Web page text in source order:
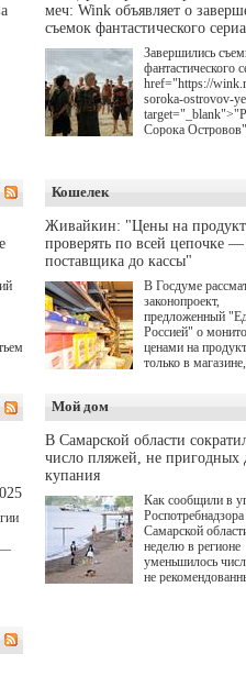
меч: Wink объявляет о
съемок фантастического
Завершились
фантастического
href="https://
soroka-ostrovov-
Сорока
одноименного
Сергея
роли в проекте
Артем Кошман,
Гухман, Вероника
Устимова, Олег
Святослав
Котрелёв, Никита
Кологривый,
Чучилин,
Нестерова, Ника
Волкова в роли
Режиссер-
проекта — Егор
(сериалы
Кошелек
Живайкин: "Цены на
проверять по всей цепочке —
поставщика до кассы"
В Госдуме
законопроект,
предложенный
Россией" о
ценами на
только в
подорожания
где именно цена
вверх и кто её
—
Мой дом
В Самарской области
число пляжей, не пригодных
купания
Как сообщили в
Самарской
неделю в регионе
уменьшилось
не